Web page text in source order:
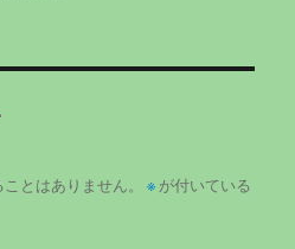
とはありません。 ※ が付いている